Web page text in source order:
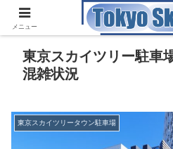
東京スカイツリー駐車
混雑状況
東京スカイツリータウン駐車場
メニュー